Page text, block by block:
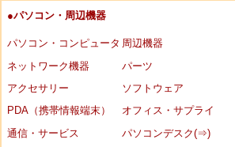
●パソコン・周辺機器
パソコン・コンピュータ 周辺機器
ネットワーク機器
パーツ
アクセサリー
ソフトウェア
PDA（携帯情報端末）
オフィス・サプライ
通信・サービス
パソコンデスク(⇒)